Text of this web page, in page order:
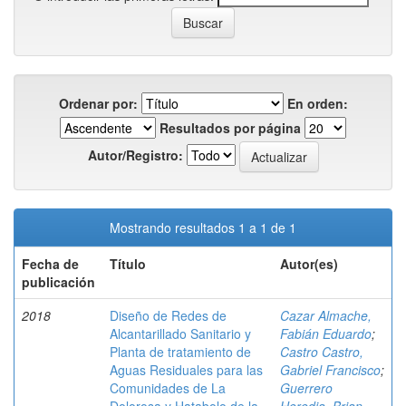
Ordenar por:
En orden:
Resultados por página
Autor/Registro:
Mostrando resultados 1 a 1 de 1
Fecha de
publicación
Título Autor(es)
2018
Diseño de Redes de
Alcantarillado Sanitario y
Planta de tratamiento de
Aguas Residuales para las
Comunidades de La
Cazar Almache,
Fabián Eduardo;
Castro Castro,
Gabriel Francisco;
Guerrero